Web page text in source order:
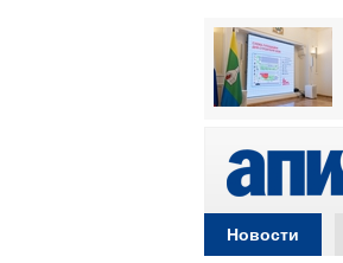
Новости